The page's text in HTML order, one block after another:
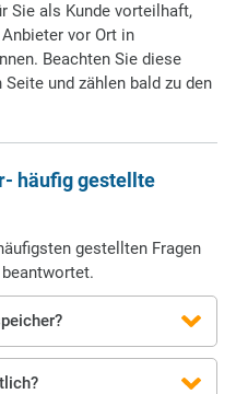
Sie als Kunde vorteilhaft,
vor Ort in
Beachten Sie diese
und zählen bald zu den
häufig gestellte
gestellten Fragen